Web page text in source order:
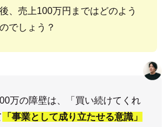
、売上100万円まではどのよう
でしょう？
万の障壁は、「買い続けてくれ
「事業として成り立たせる意識」